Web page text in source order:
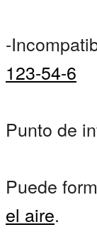
-
123-54-6
Punto de
Puede
el aire.